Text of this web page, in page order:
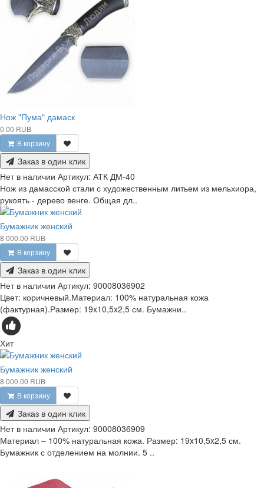
Нож "Пума" дамаск
0.00 RUB
В корзину
Заказ в один клик
Нет в наличии Артикул: АТК ДМ-40
Нож из дамасской стали с художественным литьем из мельхиора,
рукоять - дерево венге. Общая дл..
Бумажник женский
8 000.00 RUB
В корзину
Заказ в один клик
Нет в наличии Артикул: 90008036902
Цвет: коричневый.Материал: 100% натуральная кожа
(фактурная).Размер: 19x10,5x2,5 см. Бумажни..
Хит
Бумажник женский
8 000.00 RUB
В корзину
Заказ в один клик
Нет в наличии Артикул: 90008036909
Материал – 100% натуральная кожа. Размер: 19x10,5x2,5 см.
Бумажник с отделением на молнии. 5 ..